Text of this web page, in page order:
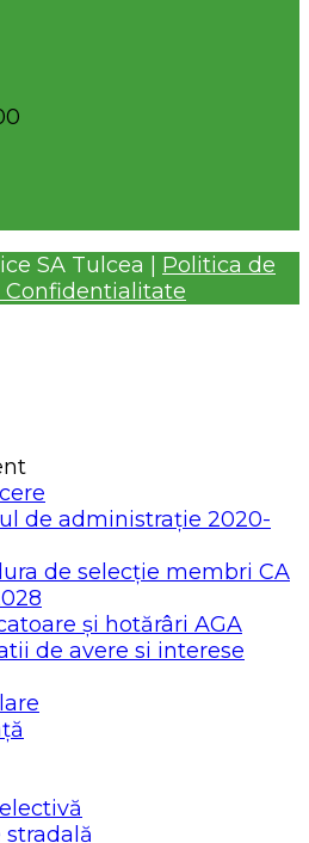
SA Tulcea | Politica de
Confidentialitate
de administrație 2020-
de selecție membri CA
și hotărâri AGA
de avere si interese
stradală